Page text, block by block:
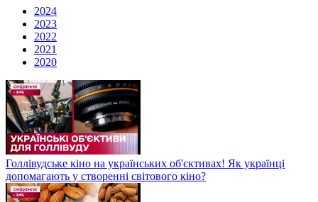
2024
2023
2022
2021
2020
Голлівудське кіно на українських об'єктивах! Як українці
допомагають у створенні світового кіно?